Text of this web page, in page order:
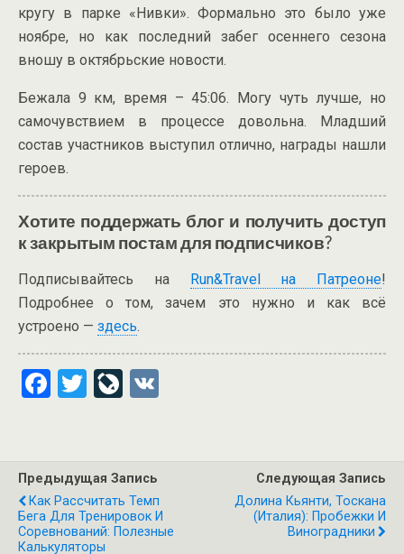
кругу в парке «Нивки». Формально это было уже
ноябре, но как последний забег осеннего сезона
вношу в октябрьские новости.
Бежала 9 км, время – 45:06. Могу чуть лучше, но
самочувствием в процессе довольна. Младший
состав участников выступил отлично, награды нашли
героев.
Хотите поддержать блог и получить доступ
к закрытым постам для подписчиков?
Подписывайтесь на Run&Travel на Патреоне!
Подробнее о том, зачем это нужно и как всё
устроено — здесь.
F
b
o
o
T
er
Li
o
ur
n
Предыдущая Запись
Как Рассчитать Темп
Бега Для Тренировок И
Соревнований: Полезные
Калькуляторы
Следующая Запись
Долина Кьянти, Тоскана
(Италия): Пробежки И
Виноградники